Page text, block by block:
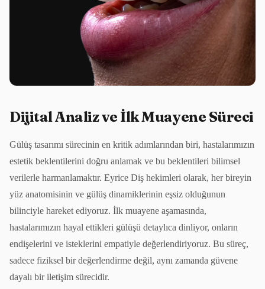
Dijital Analiz ve İlk Muayene Süreci
Gülüş tasarımı sürecinin en kritik adımlarından biri, hastalarımızın
estetik beklentilerini doğru anlamak ve bu beklentileri bilimsel
verilerle harmanlamaktır. Eyrice Diş hekimleri olarak, her bireyin
yüz anatomisinin ve gülüş dinamiklerinin eşsiz olduğunun
bilinciyle hareket ediyoruz. İlk muayene aşamasında,
hastalarımızın hayal ettikleri gülüşü detaylıca dinliyor, onların
endişelerini ve isteklerini empatiyle değerlendiriyoruz. Bu süreç,
sadece fiziksel bir değerlendirme değil, aynı zamanda güvene
dayalı bir iletişim sürecidir.